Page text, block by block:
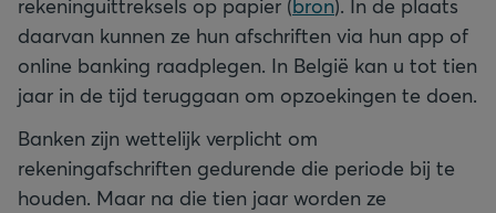
rekeninguittreksels op papier (bron). In de plaats
daarvan kunnen ze hun afschriften via hun app of
online banking raadplegen. In België kan u tot tien
jaar in de tijd teruggaan om opzoekingen te doen.
Banken zijn wettelijk verplicht om
rekeningafschriften gedurende die periode bij te
houden. Maar na die tien jaar worden ze